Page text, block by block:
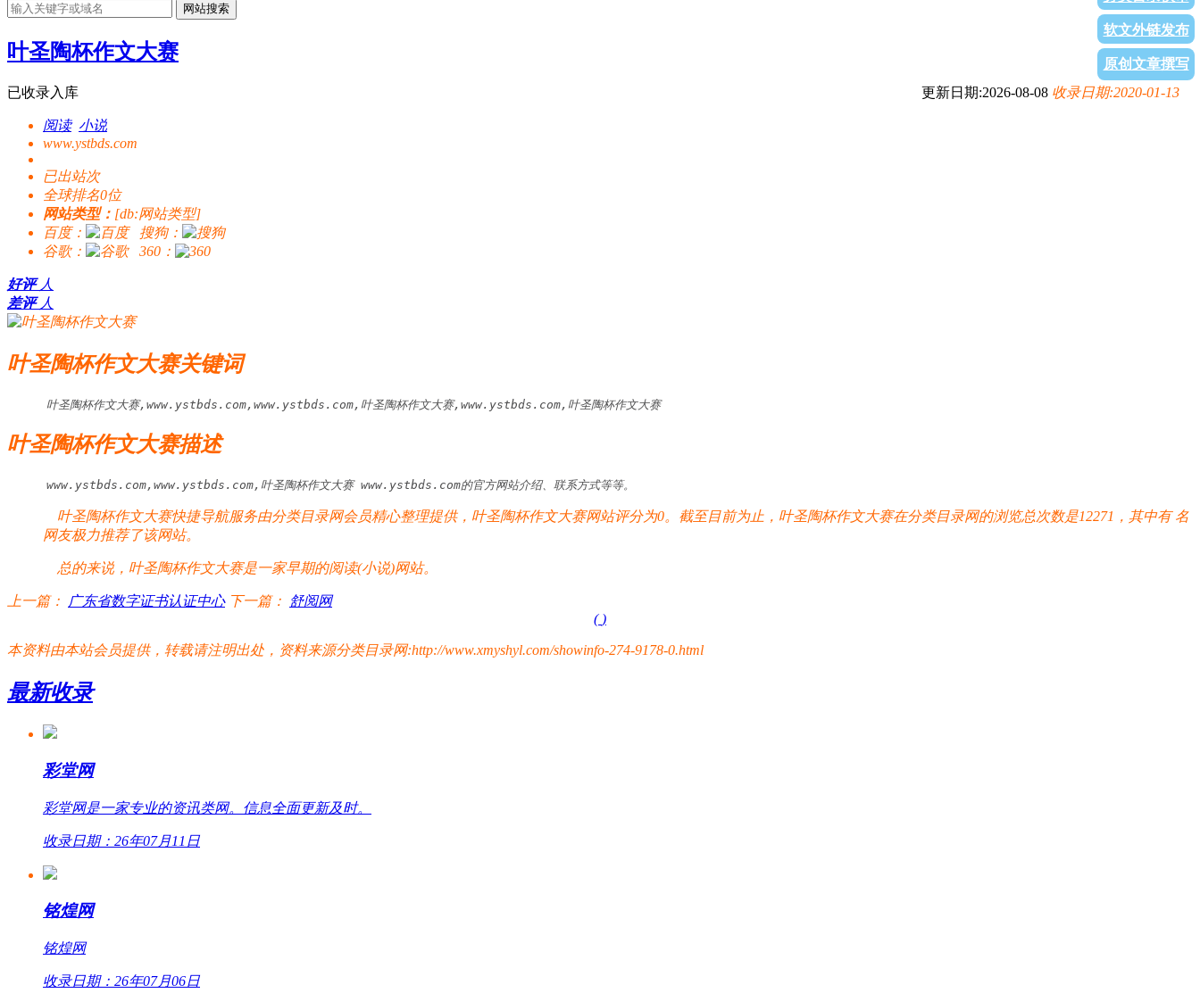
软文外链发布
原创文章撰写
网站搜索
叶圣陶杯作文大赛
已收录入库 更新日期:2026-08-08 收录日期:2020-01-13
阅读 小说
www.ystbds.com
已出站次
全球排名0位
网站类型： [db:网站类型]
百度：
搜狗：
谷歌：
360：
好评 人
差评 人
叶圣陶杯作文大赛关键词
叶圣陶杯作文大赛,www.ystbds.com,www.ystbds.com,叶圣陶杯作文大赛,www.ystbds.com,叶圣陶杯作文大赛
叶圣陶杯作文大赛描述
www.ystbds.com,www.ystbds.com,叶圣陶杯作文大赛 www.ystbds.com的官方网站介绍、联系方式等等。
叶圣陶杯作文大赛快捷导航服务由分类目录网会员精心整理提供，叶圣陶杯作文大赛网站评分为0。截至目前为止，叶圣陶杯作文大赛在分类目录网的浏览总次数是12271，其中有名
网友极力推荐了该网站。
总的来说，叶圣陶杯作文大赛是一家早期的阅读(小说)网站。
上一篇： 广东省数字证书认证中心 下一篇：
舒阅网
( )
本资料由本站会员提供，转载请注明出处，资料来源分类目录网:http://www.xmyshyl.com/showinfo-274-9178-0.html
最新收录
彩堂网
彩堂网是一家专业的资讯类网。信息全面更新及时。
收录日期：26年07月11日
铭煌网
铭煌网
收录日期：26年07月06日